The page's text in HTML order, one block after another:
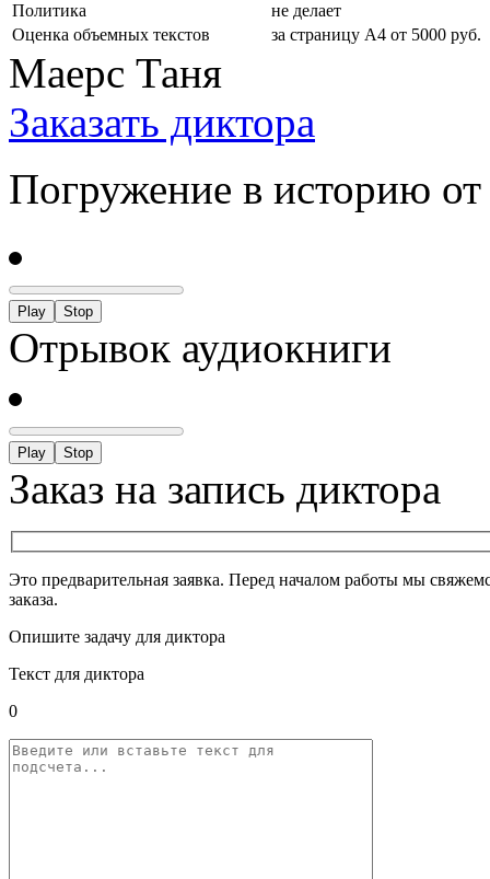
Политика
не делает
Оценка объемных текстов
за страницу А4 от 5000 руб.
Маерс Таня
Заказать диктора
Погружение в историю от
Play Stop
Отрывок аудиокниги
Play Stop
Заказ на запись диктора
Это предварительная заявка. Перед началом работы мы
заказа.
Опишите задачу для диктора
Текст для диктора
0